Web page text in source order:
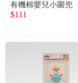
有機棉嬰兒小圍兜
$111